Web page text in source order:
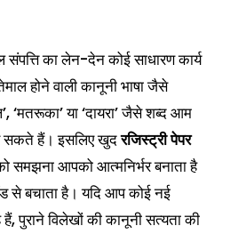
संपत्ति का लेन-देन कोई साधारण कार्य
होने वाली कानूनी भाषा जैसे
‘मतरूका’ या ‘दायरा’ जैसे शब्द आम
सकते हैं। इसलिए खुदरजिस्ट्री पेपर
समझना आपको आत्मनिर्भर बनाता है
से बचाता है। यदि आप कोई नई
हैं, पुराने विलेखों की कानूनी सत्यता की